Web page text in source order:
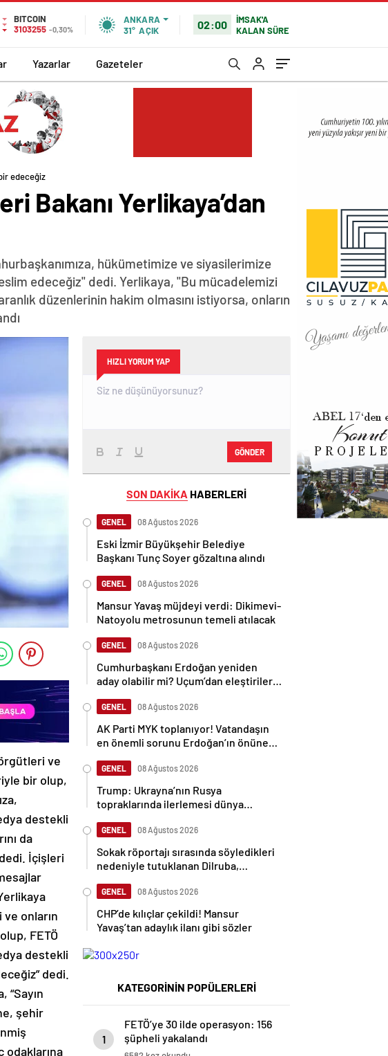
BITCOIN
3103255 -0,30%
ANKARA
31° AÇIK 02:00
İMSAK'A
KALAN SÜRE
Yazarlar Gazeteler
edeceğiz
Bakanı Yerlikaya’dan
hükümetimize ve siyasilerimize
edeceğiz" dedi. Yerlikaya, "Bu mücadelemizi
düzenlerinin hakim olmasını istiyorsa, onların
ve
bir olup,
destekli
da
İçişleri
onların
FETÖ
destekli
dedi.
şehir
odaklarına
HIZLI YORUM YAP
GÖNDER
SON DAKİKA HABERLERİ
GENEL 08 Ağustos 2026
Eski İzmir Büyükşehir Belediye
Başkanı Tunç Soyer gözaltına alındı
GENEL 08 Ağustos 2026
Mansur Yavaş müjdeyi verdi: Dikimevi-
Natoyolu metrosunun temeli atılacak
GENEL 08 Ağustos 2026
Cumhurbaşkanı Erdoğan yeniden
aday olabilir mi? Uçum’dan eleştirilere
GENEL 08 Ağustos 2026
AK Parti MYK toplanıyor! Vatandaşın
en önemli sorunu Erdoğan’ın önüne
GENEL 08 Ağustos 2026
Trump: Ukrayna’nın Rusya
topraklarında ilerlemesi dünya
GENEL 08 Ağustos 2026
Sokak röportajı sırasında söyledikleri
nedeniyle tutuklanan Dilruba,
GENEL 08 Ağustos 2026
CHP’de kılıçlar çekildi! Mansur
Yavaş’tan adaylık ilanı gibi sözler
KATEGORİNİN POPÜLERLERİ
1
FETÖ’ye 30 ilde operasyon: 156
şüpheli yakalandı